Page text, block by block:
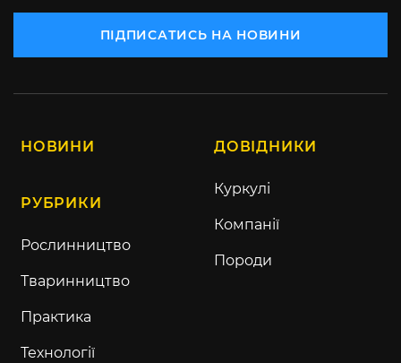
ПІДПИСАТИСЬ НА НОВИНИ
НОВИНИ
РУБРИКИ
Рослинництво
Тваринництво
Практика
Технології
ДОВІДНИКИ
Куркулі
Компанії
Породи